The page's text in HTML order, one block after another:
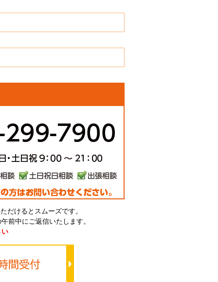
だけるとスムーズです。
前中にご返信いたします。
い